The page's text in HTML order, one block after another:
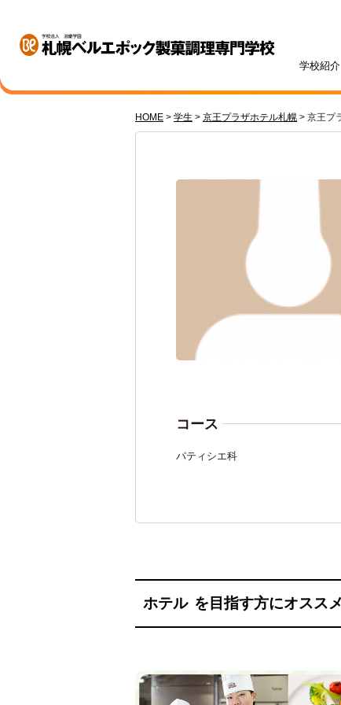
学校紹介
学校紹介
先
学科・専攻紹介
調理師科
入試情報
総合
学費・奨学金
学費
資格・就職
就職
キャンパスライフ
年間
訪問者別
社
オープンキャンパス
オ
HOME > 学生 > 京王プラザホテル札幌 > 京王プ
コース
パティシエ科
ホテル を目指す方にオスス